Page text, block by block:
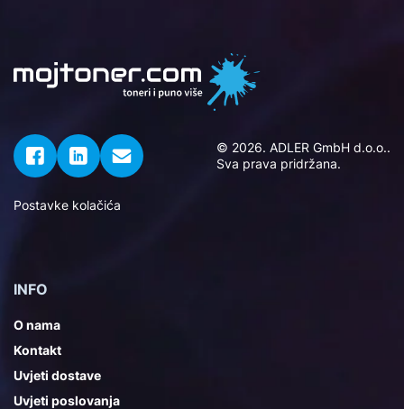
© 2026. ADLER GmbH d.o.o..
Sva prava pridržana.
Postavke kolačića
INFO
O nama
Kontakt
Uvjeti dostave
Uvjeti poslovanja